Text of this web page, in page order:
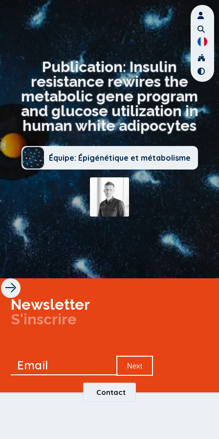
Publication: Insulin
resistance rewires the
metabolic gene program
and glucose utilization in
human white adipocytes
Équipe: Épigénétique et métabolisme
Newsletter
S'inscrire
Signup
Email Next
Contact